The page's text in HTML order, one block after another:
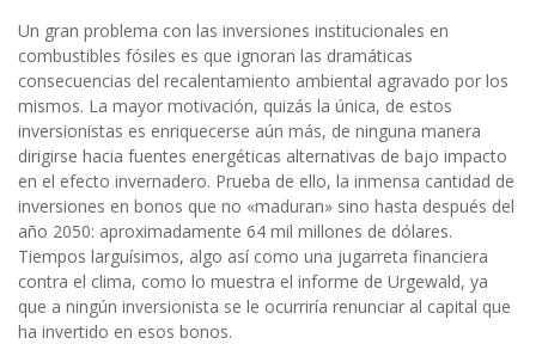
Un gran problema con las inversiones institucionales en
combustibles fósiles es que ignoran las dramáticas
consecuencias del recalentamiento ambiental agravado por los
mismos. La mayor motivación, quizás la única, de estos
inversionistas es enriquecerse aún más, de ninguna manera
dirigirse hacia fuentes energéticas alternativas de bajo impacto
en el efecto invernadero. Prueba de ello, la inmensa cantidad de
inversiones en bonos que no «maduran» sino hasta después del
año 2050: aproximadamente 64 mil millones de dólares.
Tiempos larguísimos, algo así como una jugarreta financiera
contra el clima, como lo muestra el informe de Urgewald, ya
que a ningún inversionista se le ocurriría renunciar al capital que
ha invertido en esos bonos.